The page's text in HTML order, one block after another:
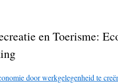
en Toerisme:
door werkgelegenheid te